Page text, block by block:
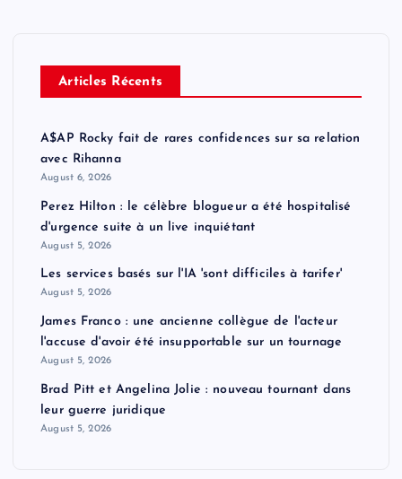
Articles Récents
A$AP Rocky fait de rares confidences sur sa relation
avec Rihanna
August 6, 2026
Perez Hilton : le célèbre blogueur a été hospitalisé
d'urgence suite à un live inquiétant
August 5, 2026
Les services basés sur l'IA 'sont difficiles à tarifer'
August 5, 2026
James Franco : une ancienne collègue de l'acteur
l'accuse d'avoir été insupportable sur un tournage
August 5, 2026
Brad Pitt et Angelina Jolie : nouveau tournant dans
leur guerre juridique
August 5, 2026